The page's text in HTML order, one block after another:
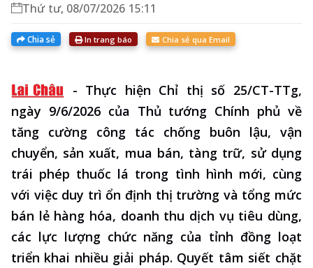
Thứ tư, 08/07/2026 15:11
Chia sẻ In trang báo Chia sẻ qua Email
- Thực hiện Chỉ thị số 25/CT-TTg,
ngày 9/6/2026 của Thủ tướng Chính phủ về
tăng cường công tác chống buôn lậu, vận
chuyển, sản xuất, mua bán, tàng trữ, sử dụng
trái phép thuốc lá trong tình hình mới, cùng
với việc duy trì ổn định thị trường và tổng mức
bán lẻ hàng hóa, doanh thu dịch vụ tiêu dùng,
các lực lượng chức năng của tỉnh đồng loạt
triển khai nhiều giải pháp. Quyết tâm siết chặt